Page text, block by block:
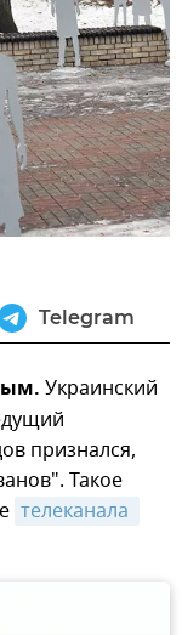
Telegram
Украинский
признался,
Такое